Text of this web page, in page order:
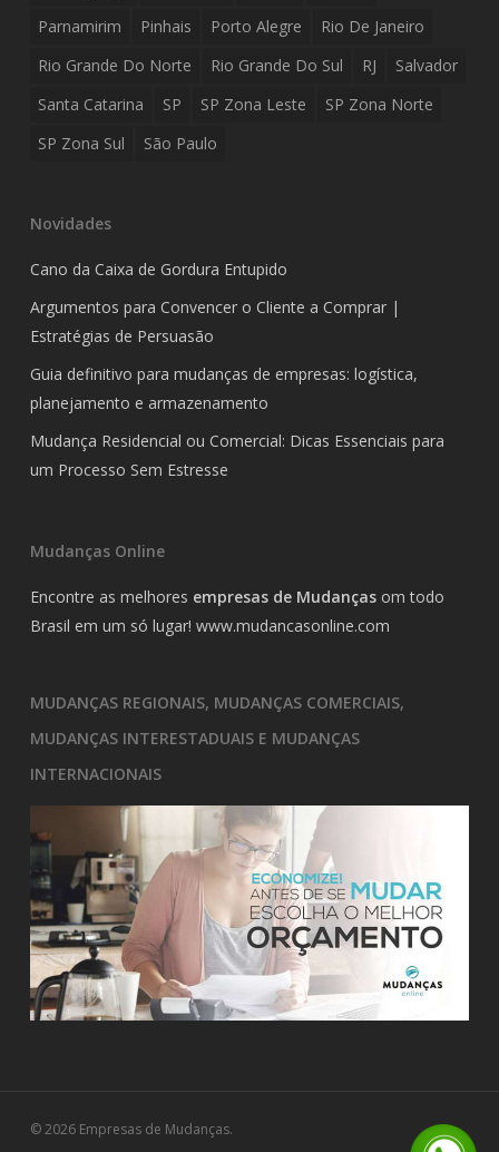
Parnamirim
Pinhais Porto Alegre
Rio De Janeiro
Rio Grande Do Norte
Rio Grande Do Sul RJ
Salvador
Santa Catarina
SP SP Zona Leste
SP Zona Norte
SP Zona Sul
São Paulo
Novidades
Cano da Caixa de Gordura Entupido
Argumentos para Convencer o Cliente a Comprar |
Estratégias de Persuasão
Guia definitivo para mudanças de empresas: logística,
planejamento e armazenamento
Mudança Residencial ou Comercial: Dicas Essenciais para
um Processo Sem Estresse
Mudanças Online
Encontre as melhores empresas de Mudançasom todo
Brasil em um só lugar! www.mudancasonline.com
MUDANÇAS REGIONAIS, MUDANÇAS COMERCIAIS,
MUDANÇAS INTERESTADUAIS E MUDANÇAS
INTERNACIONAIS
© 2026 Empresas de Mudanças.